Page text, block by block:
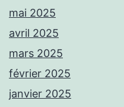
mai 2025
avril 2025
mars 2025
février 2025
janvier 2025